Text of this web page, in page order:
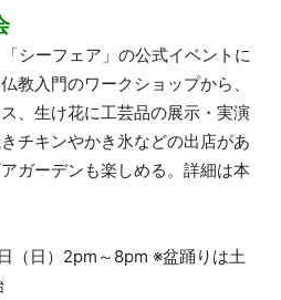
シーフェア」の公式イベントに
教入門のワークショップから、
、生け花に工芸品の展示・実演
チキンやかき氷などの出店があ
ガーデンも楽しめる。詳細は本
（日）2pm～8pm ※盆踊りは土